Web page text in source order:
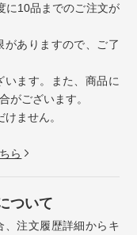
に10品までのご注文が
がありますので、ご了
ます。また、商品に
がございます。
ません。
ら
ついて
、注文履歴詳細からキ